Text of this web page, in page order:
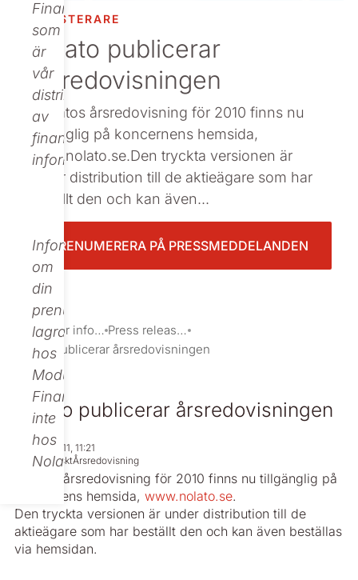
Finance,
som
är
vår
distributör
av
finansiell
information.
Informationen
om
din
prenumeration
lagras
hos
Modular
Finance,
inte
hos
Nolato.
INVESTERARE
Nolato publicerar
årsredovisningen
: Nolatos årsredovisning för 2010 finns nu
tillgänglig på koncernens hemsida,
www.nolato.se.Den tryckta versionen är
under distribution till de aktieägare som har
beställt den och kan även...
PRENUMERERA PÅ PRESSMEDDELANDEN
Investor information
Press releases
Nolato publicerar årsredovisningen
Nolato publicerar årsredovisningen
Mar 24, 2011, 11:21
RegulatorisktÅrsredovisning
Nolatos årsredovisning för 2010 finns nu tillgänglig på
koncernens hemsida, www.nolato.se.
Den tryckta versionen är under distribution till de
aktieägare som har beställt den och kan även beställas
via hemsidan.